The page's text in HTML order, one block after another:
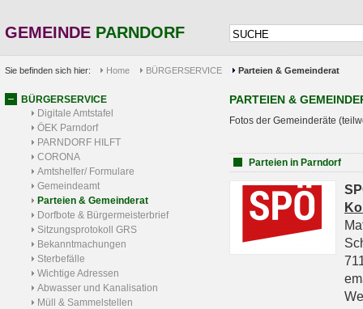
GEMEINDE PARNDORF
Sie befinden sich hier: Home BÜRGERSERVICE Parteien & Gemeinderat
BÜRGERSERVICE
Digitale Amtstafel
ÖEK Parndorf
PARNDORF HILFT
CORONA
Amtshelfer/ Formulare
Gemeindeamt
Parteien & Gemeinderat
Dorfbote & Bürgermeisterbrief
Sitzungsprotokoll GRS
Bekanntmachungen
Sterbefälle
Wichtige Adressen
Abwasser und Kanalisation
Müll & Sammelstellen
PARTEIEN &
Fotos der Gemeinderäte
Parteien in Parndorf